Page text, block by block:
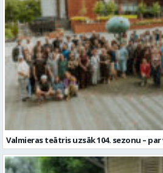
Valmieras teātris uzsāk 104. sezonu –